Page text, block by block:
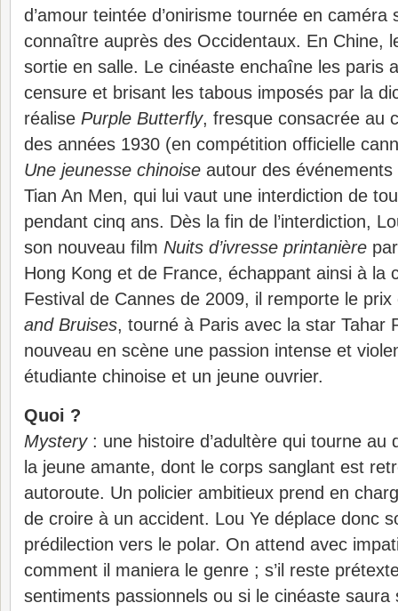
d’amour teintée d’onirisme tournée en caméra
connaître auprès des Occidentaux. En Chine,
sortie en salle. Le cinéaste enchaîne les paris
censure et brisant les tabous imposés par la
réalise Purple Butterfly, fresque consacrée au
des années 1930 (en compétition officielle
Une jeunesse chinoise autour des
Tian An Men, qui lui vaut une interdiction de
pendant cinq ans. Dès la fin de l’interdiction,
son nouveau film Nuits d’ivresse printanière
Hong Kong et de France, échappant ainsi à la
Festival de Cannes de 2009, il remporte le
and Bruises, tourné à Paris avec la star Tahar
nouveau en scène une passion intense et
étudiante chinoise et un jeune ouvrier.
Quoi ?
Mystery: une histoire d’adultère qui tourne au
la jeune amante, dont le corps sanglant est
autoroute. Un policier ambitieux prend en
de croire à un accident. Lou Ye déplace donc
prédilection vers le polar. On attend avec
comment il maniera le genre ; s’il reste
sentiments passionnels ou si le cinéaste